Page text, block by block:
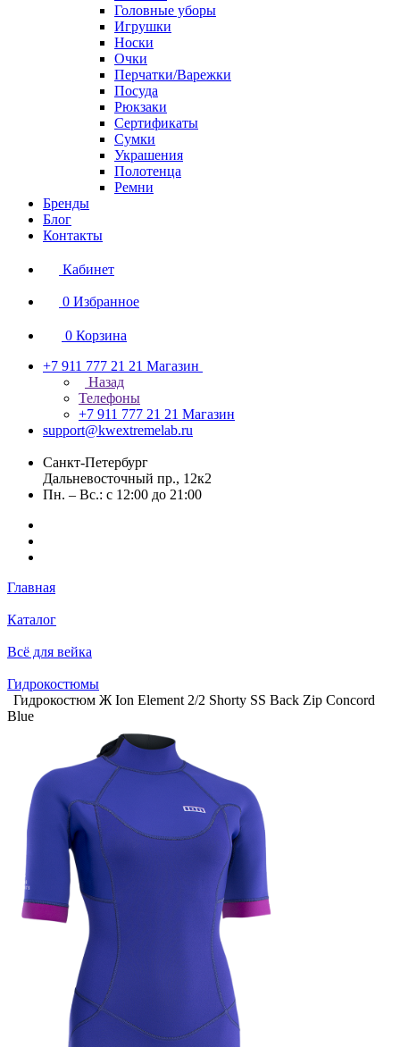
Головные уборы
Игрушки
Носки
Очки
Перчатки/Варежки
Посуда
Рюкзаки
Сертификаты
Сумки
Украшения
Полотенца
Ремни
Бренды
Блог
Контакты
Кабинет
0 Избранное
0 Корзина
+7 911 777 21 21 Магазин
Назад
Телефоны
+7 911 777 21 21 Магазин
support@kwextremelab.ru
Санкт-Петербург
Дальневосточный пр., 12к2
Пн. – Вс.: с 12:00 до 21:00
Главная
Каталог
Всё для вейка
Гидрокостюмы
Гидрокостюм Ж Ion Element 2/2 Shorty SS Back Zip Сoncord
Blue